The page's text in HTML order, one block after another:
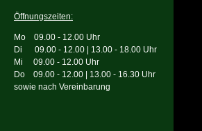
Öffnungszeiten:
Mo 09.00 - 12.00 Uhr
Di 09.00 - 12.00 | 13.00 - 18.00 Uhr
Mi 09.00 - 12.00 Uhr
Do 09.00 - 12.00 | 13.00 - 16.30 Uhr
sowie nach Vereinbarung